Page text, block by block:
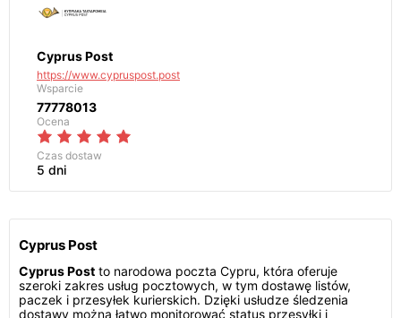
Cyprus Post
https://www.cypruspost.post
Wsparcie
77778013
Ocena
Czas dostaw
5 dni
Cyprus Post
Cyprus Post to narodowa poczta Cypru, która oferuje
szeroki zakres usług pocztowych, w tym dostawę listów,
paczek i przesyłek kurierskich. Dzięki usłudze śledzenia
dostawy można łatwo monitorować status przesyłki i